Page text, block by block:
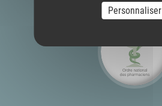
Personnaliser